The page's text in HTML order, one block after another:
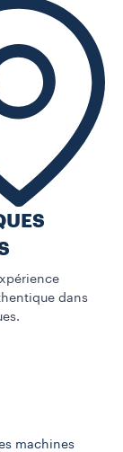
dans
machines